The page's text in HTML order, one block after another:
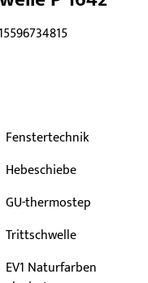
Fenstertechnik
Hebeschiebe
GU-thermostep
Trittschwelle
EV1 Naturfarben